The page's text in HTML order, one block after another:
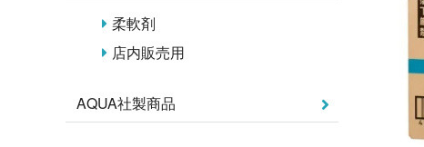
柔軟剤
店内販売用
AQUA社製商品